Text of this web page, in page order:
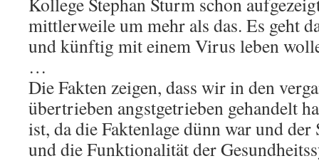
mittlerweile um mehr als das. Es geht
und künftig mit einem Virus leben
…
Die Fakten zeigen, dass wir in den
übertrieben angstgetrieben gehandelt
ist, da die Faktenlage dünn war und
und die Funktionalität der